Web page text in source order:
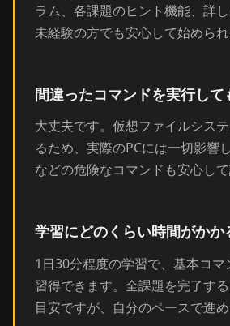
ラム、各課題のヒント機能、詳し
未経験の方でも安心して始められ
間違ったコマンドを実行して
大丈夫です。仮想ファイルシス
るため、実際のPCには一切影響
などの危険なコマンドも安心して
学習にどのくらい時間がかか
1日30分程度の学習で、基本コ
習得できます。全課題を完了す
目安ですが、自分のペースで進め